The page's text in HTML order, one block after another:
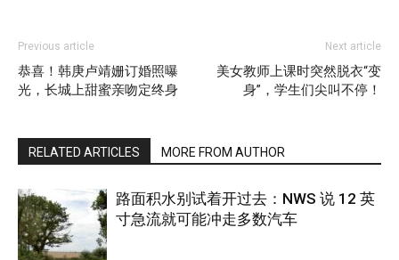
Previous article
恭喜！韩庚卢靖姗订婚照曝
光，长城上甜蜜亲吻定终身
Next article
美女教师上课时突然脱衣“变
身”，学生们尖叫不停！
RELATED ARTICLES MORE FROM AUTHOR
路面积水别试着开过去：NWS 说 12 英
寸急流就可能冲走多数汽车